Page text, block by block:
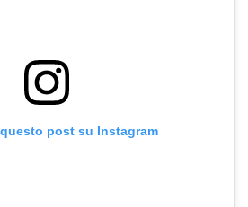
post su Instagram